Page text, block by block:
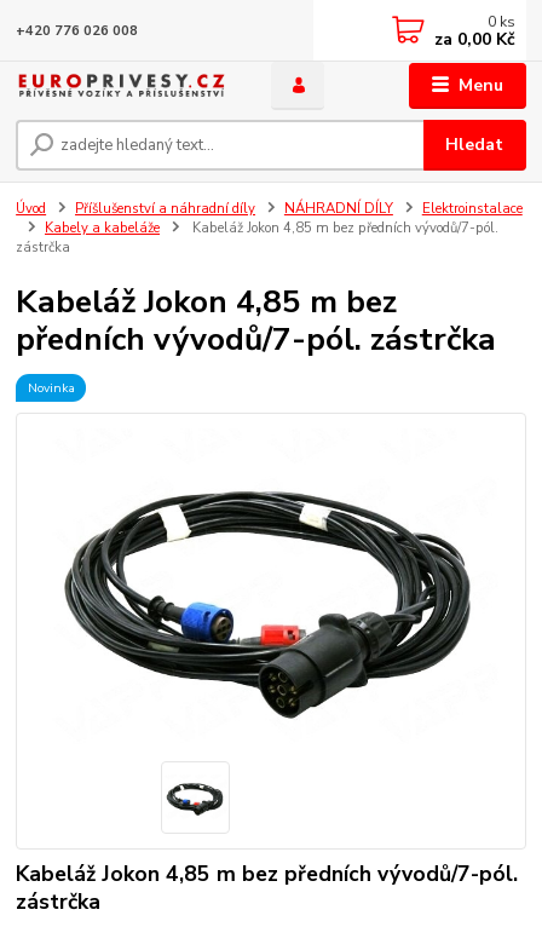
Menu
Hledat
+420 776 026 008 0 ks
za 0,00 Kč
Úvod Příšlušenství a náhradní díly NÁHRADNÍ DÍLY
Elektroinstalace
Kabely a kabeláže
Kabeláž Jokon 4,85 m bez předních vývodů/7-pól.
zástrčka
Kabeláž Jokon 4,85 m bez
předních vývodů/7-pól. zástrčka
Novinka
Kabeláž Jokon 4,85 m bez předních vývodů/7-pól.
zástrčka